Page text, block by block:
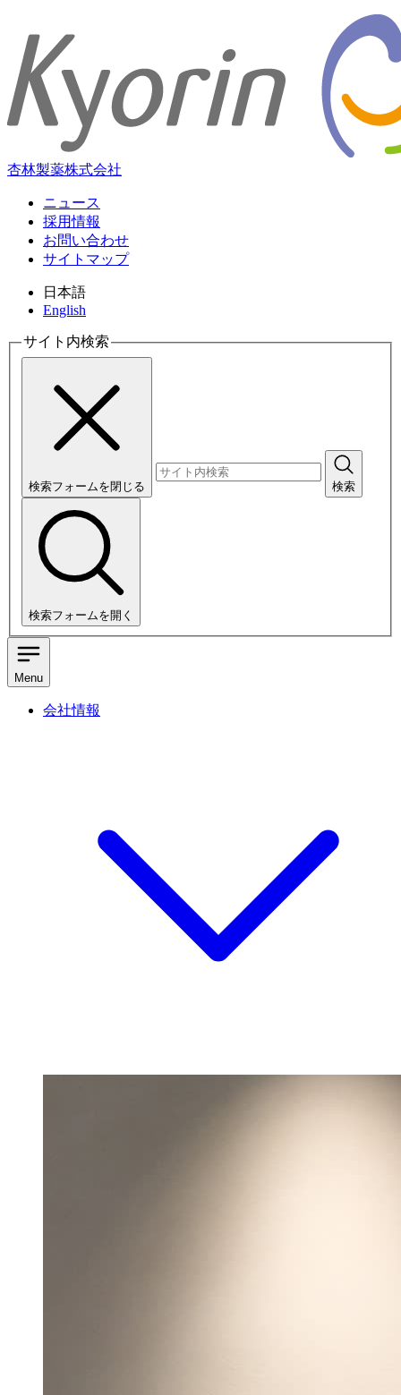
杏林製薬株式会社
ニュース
採用情報
お問い合わせ
サイトマップ
日本語
English
サイト内検索
検索フォームを閉じる 検索
検索フォームを開く
Menu
会社情報